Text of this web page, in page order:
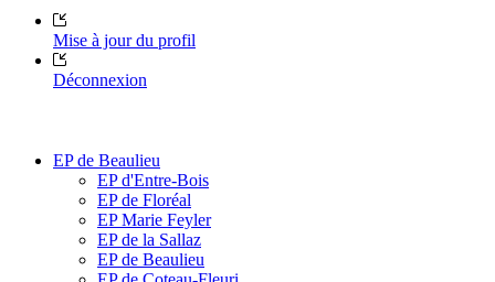
Mise à jour du profil
Déconnexion
EP de Beaulieu
EP d'Entre-Bois
EP de Floréal
EP Marie Feyler
EP de la Sallaz
EP de Beaulieu